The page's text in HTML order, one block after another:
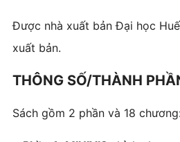
Được nhà xuất bản Đại học
xuất bản.
THÔNG SỐ/THÀNH
Sách gồm 2 phần và 18